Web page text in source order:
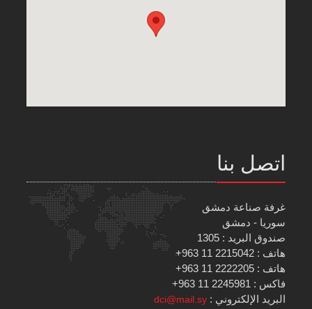
اتصل بنا
غرفة صناعة دمشق
سوريا - دمشق
صندوق البريد : 1305
هاتف : 2215042 11 963+
هاتف : 2222205 11 963+
فاكس : 2245981 11 963+
البريد الإلكتروني :dci@mail.sy